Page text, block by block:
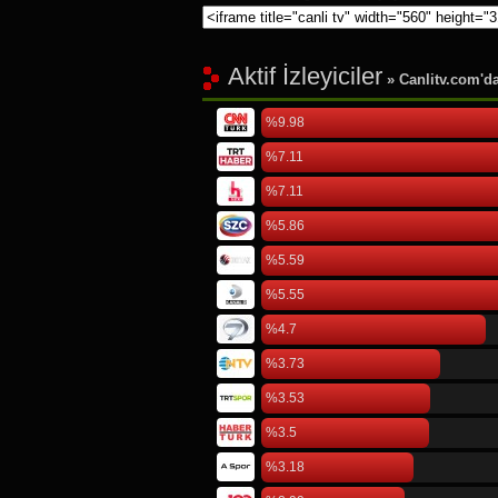
Aktif İzleyiciler »
%9.98
%7.11
%7.11
%5.86
%5.59
%5.55
%4.7
%3.73
%3.53
%3.5
%3.18